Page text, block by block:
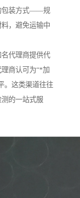
包装方式——规
，避免运输中
代理商提供代
商认可为“*加
。这类渠道往往
的一站式服